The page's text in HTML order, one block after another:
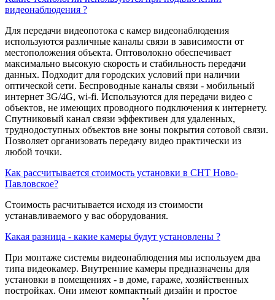
видеонаблюдения ?
Для передачи видеопотока с камер видеонаблюдения
используются различные каналы связи в зависимости от
местоположения объекта. Оптоволокно обеспечивает
максимально высокую скорость и стабильность передачи
данных. Подходит для городских условий при наличии
оптической сети. Беспроводные каналы связи - мобильный
интернет 3G/4G, wi-fi. Используются для передачи видео с
объектов, не имеющих проводного подключения к интернету.
Спутниковый канал связи эффективен для удаленных,
труднодоступных объектов вне зоны покрытия сотовой связи.
Позволяет организовать передачу видео практически из
любой точки.
Как рассчитывается стоимость установки в СНТ Ново-
Павловское?
Стоимость расчитывается исходя из стоимости
устанавливаемого у вас оборудования.
Какая разница - какие камеры будут установлены ?
При монтаже системы видеонаблюдения мы используем два
типа видеокамер. Внутренние камеры предназначены для
установки в помещениях - в доме, гараже, хозяйственных
постройках. Они имеют компактный дизайн и простое